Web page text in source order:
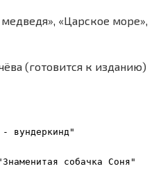
медведя», «Царское море»,
(готовится к изданию)
вундеркинд"
собачка Соня"